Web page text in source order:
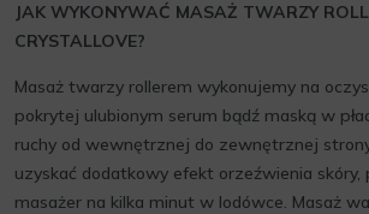
JAK WYKONYWAĆ MASAŻ TWARZY
CRYSTALLOVE?
Masaż twarzy rollerem wykonujemy na
pokrytej ulubionym serum bądź maską w
ruchy od wewnętrznej do zewnętrznej
uzyskać dodatkowy efekt orzeźwienia skóry,
masażer na kilka minut w lodówce. Masaż